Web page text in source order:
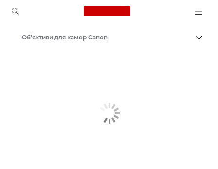
Canon Logo, back to
Об’єктиви для камер Canon